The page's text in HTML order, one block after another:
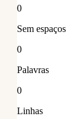
0
Sem espaços
0
Palavras
0
Linhas